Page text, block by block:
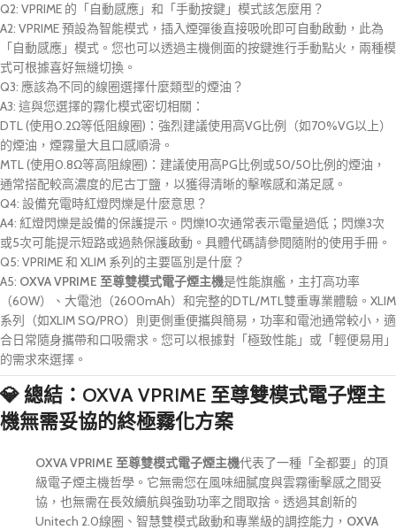
Q2: VPRIME 的「自動感應」和「手動按鍵」模式該怎麼用？
A2: VPRIME 預設為智能模式，插入煙彈後直接吸吮即可自動啟動，此為
「自動感應」模式。您也可以透過主機側面的按鍵進行手動點火，兩種模
式可根據喜好無縫切換。
Q3: 應該為不同的線圈選擇什麼類型的煙油？
A3: 這與您選擇的霧化模式密切相關：
DTL (使用0.2Ω等低阻線圈)：強烈建議使用高VG比例（如70%VG以上）
的煙油，煙霧量大且口感順滑。
MTL (使用0.8Ω等高阻線圈)：建議使用高PG比例或50/50比例的煙油，
通常搭配較高濃度的尼古丁鹽，以獲得清晰的擊喉感和滿足感。
Q4: 設備充電時紅燈閃爍是什麼意思？
A4: 紅燈閃爍是設備的保護提示。閃爍10次通常表示電量過低；閃爍3次
或5次可能提示短路或過熱保護啟動。具體代碼請參閱隨附的使用手冊。
Q5: VPRIME 和 XLIM 系列的主要區別是什麼？
A5: OXVA VPRIME 至尊雙模式電子煙主機是性能旗艦，主打高功率
（60W）、大電池（2600mAh）和完整的DTL/MTL雙重專業體驗。XLIM
系列（如XLIM SQ/PRO）則更側重便攜與簡易，功率和電池通常較小，適
合日常隨身攜帶和口吸需求。您可以根據對「極致性能」或「輕便易用」
的需求來選擇。
💎 總結： OXVA VPRIME 至尊雙模式電子煙主
機無需妥協的終極霧化方案
OXVA VPRIME 至尊雙模式電子煙主機代表了一種「全都要」的頂
級電子煙主機哲學。它無需您在風味細膩度與雲霧衝擊感之間妥
協，也無需在長效續航與強勁功率之間取捨。透過其創新的
Unitech 2.0線圈、智慧雙模式啟動和專業級的調控能力， OXVA